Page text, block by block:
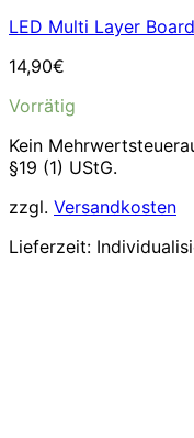
LED Multi Layer
14,90€
Vorrätig
Kein
§19 (1) UStG.
zzgl. Versandkosten
Lieferzeit: